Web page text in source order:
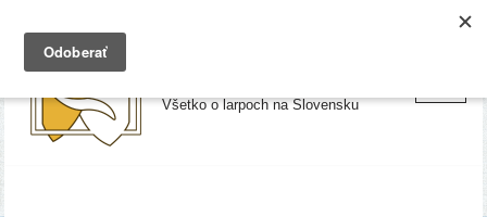
Preskočiť
Všetko o larpoch na Slovensku